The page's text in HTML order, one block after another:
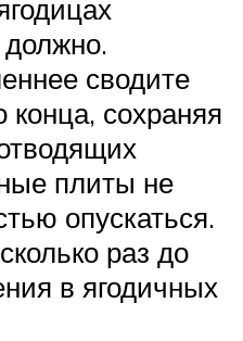
должно.
сводите
конца, сохраняя
плиты не
опускаться.
раз до
в ягодичных